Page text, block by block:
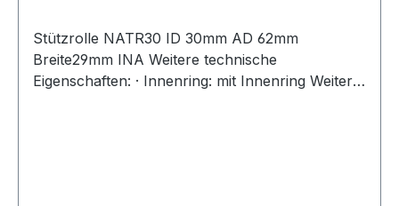
Stützrolle NATR30 ID 30mm AD 62mm
Breite29mm INA Weitere technische
Eigenschaften: · Innenring: mit Innenring Weitere